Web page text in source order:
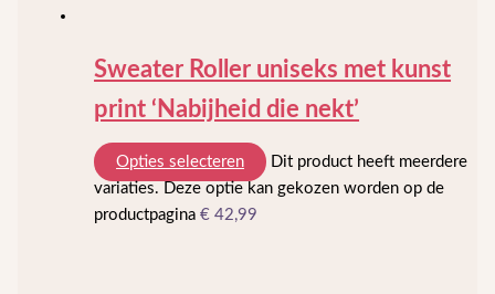
Sweater Roller uniseks met kunst
print ‘Nabijheid die nekt’
Opties selecteren
Dit product heeft meerdere
variaties. Deze optie kan gekozen worden op de
productpagina€ 42,99